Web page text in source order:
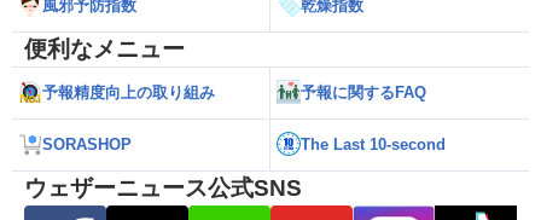
風邪予防指数 乾燥指数
便利なメニュー
予報精度向上の取り組み 予報に関するFAQ
SORASHOP The Last 10-second
ウェザーニュース公式SNS